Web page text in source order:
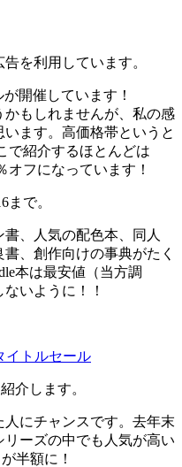
を利用しています。
開催しています！
もしれませんが、私の感
ます。高価格帯というと
で紹介するほとんどは
オフになっています！
まで。
、人気の配色本、同人
、創作向けの事典がたく
本は最安値（当方調
いように！！
イトルセール
介します。
にチャンスです。去年末
ーズの中でも人気が高い
半額に！